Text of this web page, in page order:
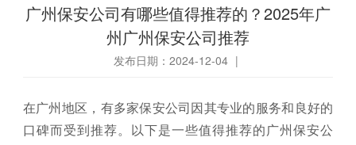
广州保安公司有哪些值得推荐的？2025年广
州广州保安公司推荐
发布日期：2024-12-04 |
在广州地区，有多家保安公司因其专业的服务和良好的
口碑而受到推荐。以下是一些值得推荐的广州保安公